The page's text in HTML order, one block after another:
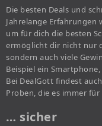
Die besten Deals und
Jahrelange Erfahrungen
um für dich die besten
ermöglicht dir nicht nur
sondern auch viele
Beispiel ein
Bei DealGott findest
Proben, die es immer
… sicher